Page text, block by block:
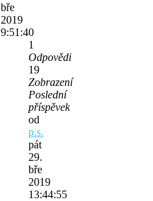
bře
2019
9:51:40
1
Odpovědi
19
Zobrazení
Poslední
příspěvek
od
p.s.
pát
29.
bře
2019
13:44:55